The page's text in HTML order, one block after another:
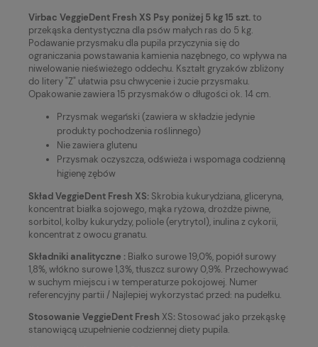
Virbac VeggieDent Fresh XS Psy poniżej 5 kg 15 szt.to
przekąska dentystyczna dla psów małych ras do 5 kg.
Podawanie przysmaku dla pupila przyczynia się do
ograniczania powstawania kamienia nazębnego, co wpływa na
niwelowanie nieświeżego oddechu. Kształt gryzaków zbliżony
do litery "Z" ułatwia psu chwycenie i żucie przysmaku.
Opakowanie zawiera 15 przysmaków o długości ok. 14 cm.
Przysmak wegański (zawiera w składzie jedynie
produkty pochodzenia roślinnego)
Nie zawiera glutenu
Przysmak oczyszcza, odświeża i wspomaga codzienną
higienę zębów
Skład VeggieDent Fresh XS:Skrobia kukurydziana, gliceryna,
koncentrat białka sojowego, mąka ryżowa, drożdże piwne,
sorbitol, kolby kukurydzy, poliole (erytrytol), inulina z cykorii,
koncentrat z owocu granatu.
Składniki analityczne : Białko surowe 19,0%, popiół surowy
1,8%, włókno surowe 1,3%, tłuszcz surowy 0,9%. Przechowywać
w suchym miejscu i w temperaturze pokojowej. Numer
referencyjny partii / Najlepiej wykorzystać przed: na pudełku.
Stosowanie VeggieDent Fresh XS:Stosować jako przekąskę
stanowiącą uzupełnienie codziennej diety pupila.